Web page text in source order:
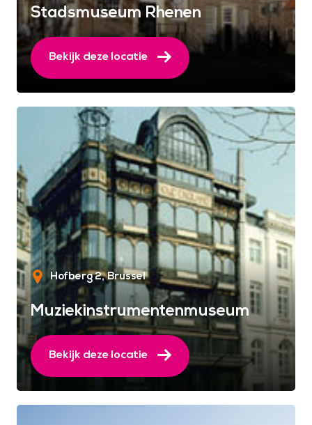
Stadsmuseum Rhenen
Bekijk deze locatie
Hofberg 2 Brussel
Muziekinstrumentenmuseum
Bekijk deze locatie